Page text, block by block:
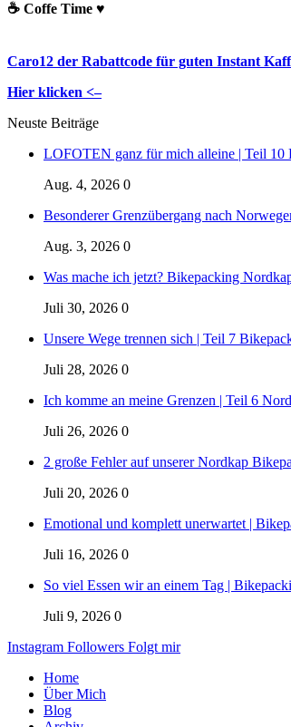
☕️ Coffe Time ♥️
Caro12 der Rabattcode für guten Instant
Hier klicken <–
Neuste Beiträge
LOFOTEN ganz für mich alleine | Teil
Aug. 4, 2026 0
Besonderer Grenzübergang nach
Aug. 3, 2026 0
Was mache ich jetzt? Bikepacking
Juli 30, 2026 0
Unsere Wege trennen sich | Teil 7
Juli 28, 2026 0
Ich komme an meine Grenzen | Teil 6
Juli 26, 2026 0
2 große Fehler auf unserer Nordkap
Juli 20, 2026 0
Emotional und komplett unerwartet |
Juli 16, 2026 0
So viel Essen wir an einem Tag |
Juli 9, 2026 0
Instagram Followers Folgt mir
Home
Über Mich
Blog